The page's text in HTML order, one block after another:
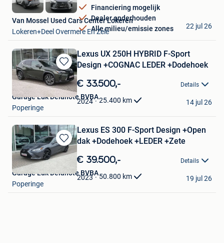
Financiering mogelijk
Dealer onderhouden
Alle milieu/emissie zones
Van Mossel Used Cars Center Lokeren
Lokeren+Deel Overmere En Zele
22 jul 26
Bewaren
in
Mijn
Favorieten
Lexus UX 250H HYBRID F-Sport
Design +COGNAC LEDER +Dodehoek
€ 33.500,- Details
2024 25.400 km
Garage Luk Delanote BVBA
Poperinge
14 jul 26
Bewaren
in
Mijn
Favorieten
Lexus ES 300 F-Sport Design +Open
dak +Dodehoek +LEDER +Zete
€ 39.500,- Details
2023 50.800 km
Garage Luk Delanote BVBA
Poperinge
19 jul 26